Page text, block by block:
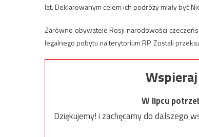
lat. Deklarowanym celem ich podróży miały być
Zarówno obywatele Rosji narodowości
legalnego pobytu na terytorium RP. Zostali
W lipcu
Dziękujemy! i zachęcamy do dalszego